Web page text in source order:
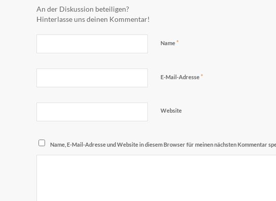
An der Diskussion beteiligen?
Hinterlasse uns deinen Kommentar!
Name *
E-Mail-Adresse *
Website
Name, E-Mail-Adresse und Website in diesem Browser für meinen nächsten Kommentar